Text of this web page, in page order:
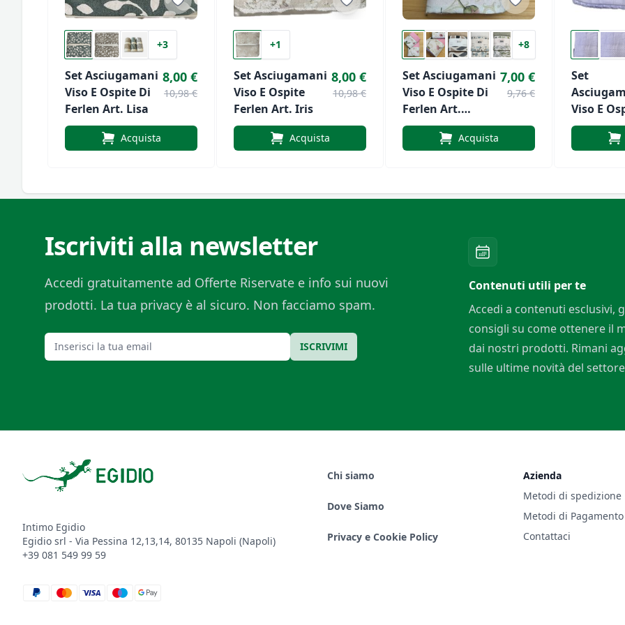
+3
Set Asciugamani
Viso E Ospite Di
Ferlen Art. Lisa
8,00 €
10,98 €
Acquista
+1
Set Asciugamani
Viso E Ospite
Ferlen Art. Iris
8,00 €
10,98 €
Acquista
+8
Set Asciugamani
Viso E Ospite Di
Ferlen Art.
Melania
7,00 €
9,76 €
Acquista
Set
Viso E
Suite Di
Roma
Iscriviti alla newsletter
Accedi gratuitamente ad Offerte Riservate e info sui nuovi
prodotti. La tua privacy è al sicuro. Non facciamo spam.
Email ISCRIVIMI
Contenuti utili per te
Accedi a contenuti esclusivi,
consigli su come ottenere il
dai nostri prodotti. Rimani
sulle ultime novità del
Intimo Egidio
Egidio srl - Via Pessina 12,13,14, 80135 Napoli (Napoli)
+39 081 549 99 59
paypal
mastercard
visa
maestro
google_pay
Chi siamo
Dove Siamo
Privacy e Cookie Policy
Azienda
Metodi di spedizione
Metodi di Pagamento
Contattaci